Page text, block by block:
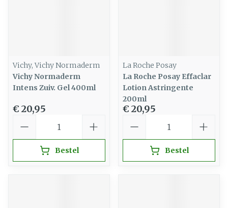
Vichy, Vichy Normaderm
Vichy Normaderm
Intens Zuiv. Gel 400ml
€ 20,95
Bestel
La Roche Posay
La Roche Posay Effaclar
Lotion Astringente
200ml
€ 20,95
Bestel